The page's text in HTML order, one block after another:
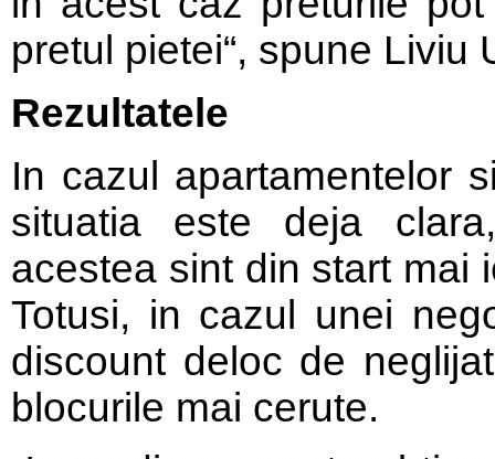
pretul pietei“, spune Liviu
Rezultatele
In cazul apartamentelor
situatia este deja
acestea sint din start mai
Totusi, in cazul unei
discount deloc de
blocurile mai cerute.